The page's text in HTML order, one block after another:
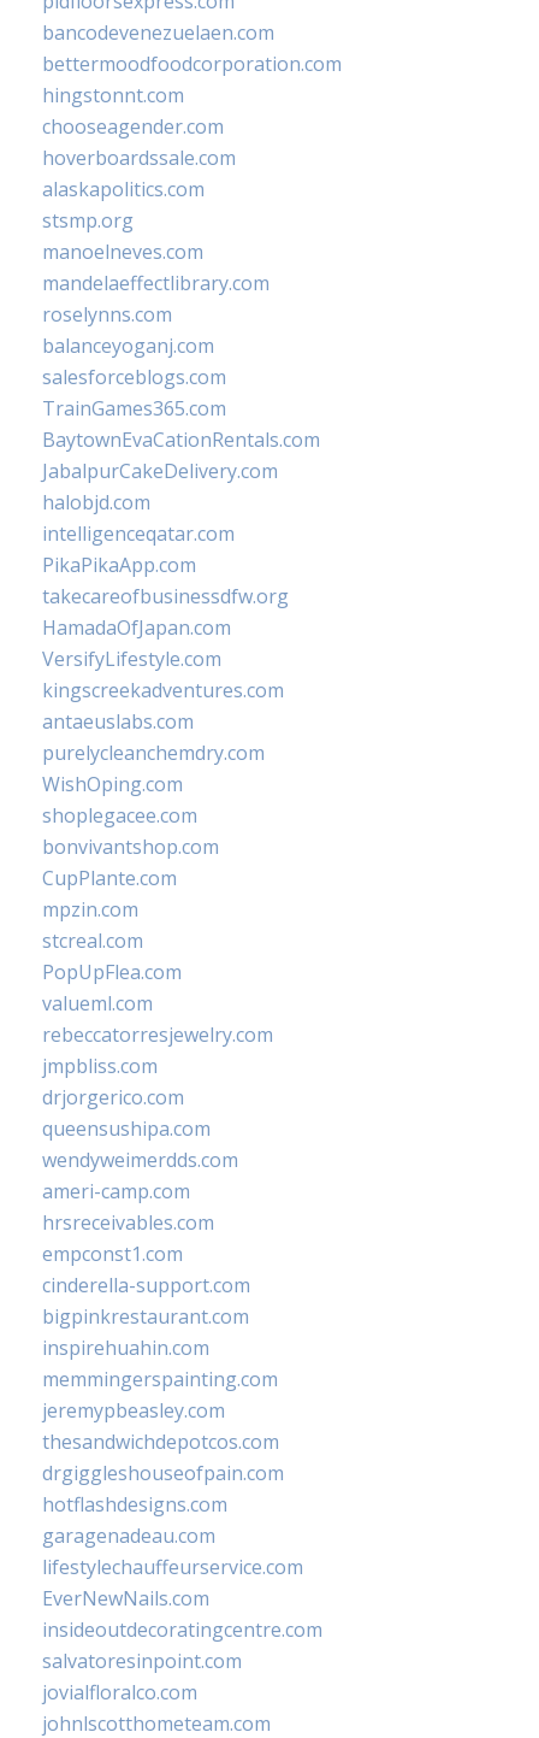
bancodevenezuelaen.com
bettermoodfoodcorporation.com
hingstonnt.com
chooseagender.com
hoverboardssale.com
alaskapolitics.com
stsmp.org
manoelneves.com
mandelaeffectlibrary.com
roselynns.com
balanceyoganj.com
salesforceblogs.com
TrainGames365.com
BaytownEvaCationRentals.com
JabalpurCakeDelivery.com
halobjd.com
intelligenceqatar.com
PikaPikaApp.com
takecareofbusinessdfw.org
HamadaOfJapan.com
VersifyLifestyle.com
kingscreekadventures.com
antaeuslabs.com
purelycleanchemdry.com
WishOping.com
shoplegacee.com
bonvivantshop.com
CupPlante.com
mpzin.com
stcreal.com
PopUpFlea.com
valueml.com
rebeccatorresjewelry.com
jmpbliss.com
drjorgerico.com
queensushipa.com
wendyweimerdds.com
ameri-camp.com
hrsreceivables.com
empconst1.com
cinderella-support.com
bigpinkrestaurant.com
inspirehuahin.com
memmingerspainting.com
jeremypbeasley.com
thesandwichdepotcos.com
drgiggleshouseofpain.com
hotflashdesigns.com
garagenadeau.com
lifestylechauffeurservice.com
EverNewNails.com
insideoutdecoratingcentre.com
salvatoresinpoint.com
jovialfloralco.com
johnlscotthometeam.com